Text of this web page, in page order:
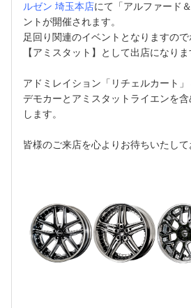
ルゼン 埼玉本店にて「アルファード
ントが開催されます。
足回り関連のイベントとなりますの
【アミスタット】として出店になりま
アドミレイション「リチェルカート
デモカーとアミスタットライエンを
します。
皆様のご来店を心よりお待ちいたして